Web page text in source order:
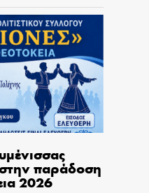
παράδοση
2026